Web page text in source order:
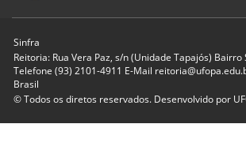
Sinfra
Reitoria: Rua Vera Paz, s/n (Unidade Tapajós) Bairro
Telefone (93) 2101-4911 E-Mail
Brasil
© Todos os diretos reservados. Desenvolvido por